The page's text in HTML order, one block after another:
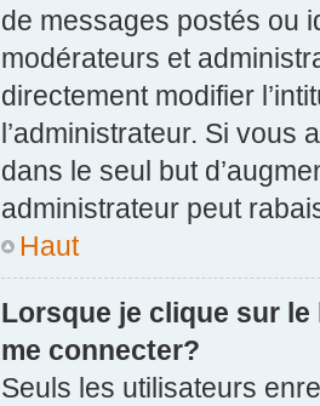
de messages postés ou
modérateurs et
directement modifier
l’administrateur. Si vous
dans le seul but
administrateur peut
Haut
Lorsque je clique sur
me connecter?
Seuls les utilisateurs